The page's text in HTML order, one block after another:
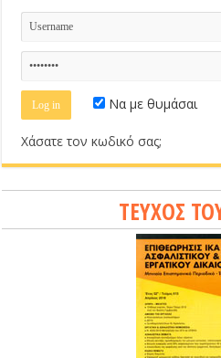
Να με θυμάσαι
Χάσατε τον κωδικό σας;
ΤΕΥΧΟΣ